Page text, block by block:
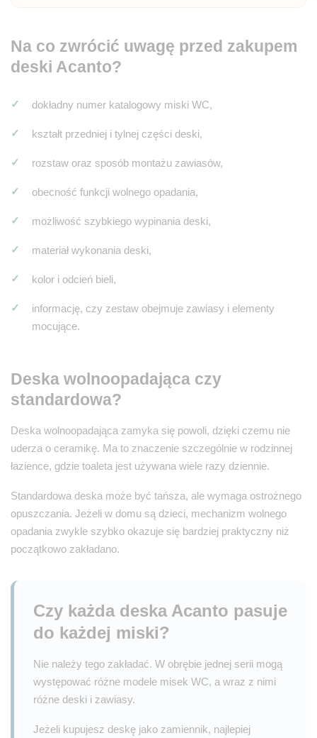
Na co zwrócić uwagę przed zakupem
deski Acanto?
dokładny numer katalogowy miski WC,
kształt przedniej i tylnej części deski,
rozstaw oraz sposób montażu zawiasów,
obecność funkcji wolnego opadania,
możliwość szybkiego wypinania deski,
materiał wykonania deski,
kolor i odcień bieli,
informację, czy zestaw obejmuje zawiasy i elementy
mocujące.
Deska wolnoopadająca czy
standardowa?
Deska wolnoopadająca zamyka się powoli, dzięki czemu nie
uderza o ceramikę. Ma to znaczenie szczególnie w rodzinnej
łazience, gdzie toaleta jest używana wiele razy dziennie.
Standardowa deska może być tańsza, ale wymaga ostrożnego
opuszczania. Jeżeli w domu są dzieci, mechanizm wolnego
opadania zwykle szybko okazuje się bardziej praktyczny niż
początkowo zakładano.
Czy każda deska Acanto pasuje
do każdej miski?
Nie należy tego zakładać. W obrębie jednej serii mogą
występować różne modele misek WC, a wraz z nimi
różne deski i zawiasy.
Jeżeli kupujesz deskę jako zamiennik, najlepiej